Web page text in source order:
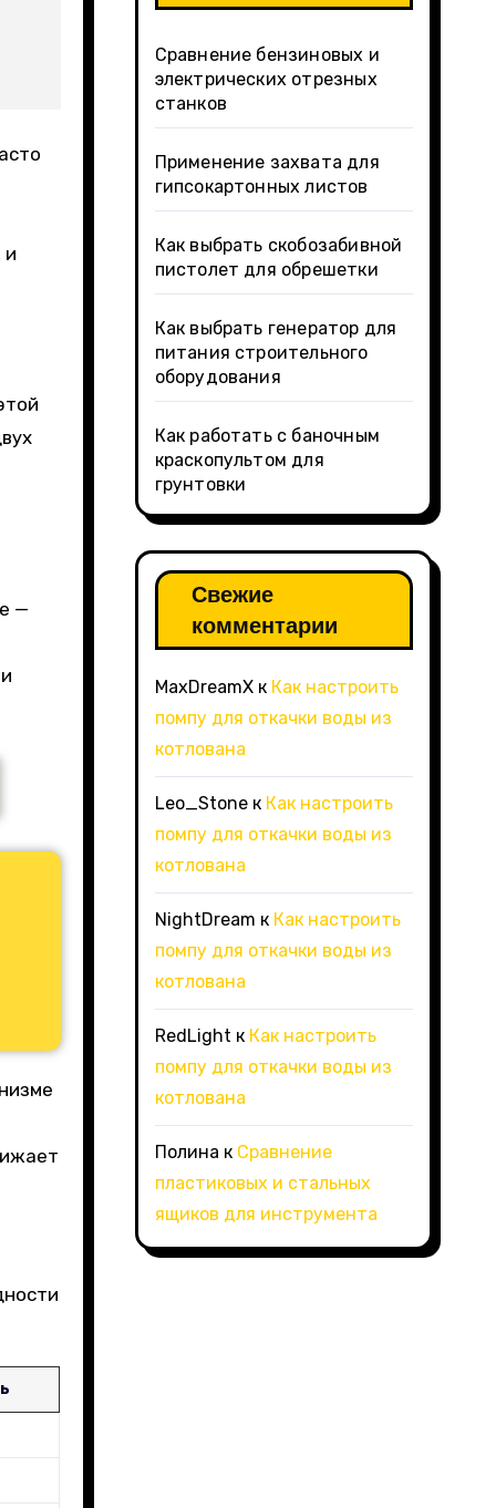
и
—
Сравнение бензиновых и
электрических отрезных
станков
Применение захвата для
гипсокартонных листов
Как выбрать скобозабивной
пистолет для обрешетки
Как выбрать генератор для
питания строительного
оборудования
Как работать с баночным
краскопультом для
грунтовки
Свежие
комментарии
MaxDreamXк Как настроить
помпу для откачки воды из
котлована
Leo_Stoneк Как настроить
помпу для откачки воды из
котлована
NightDream к Как настроить
помпу для откачки воды из
котлована
RedLight к Как настроить
помпу для откачки воды из
котлована
Полина к Сравнение
пластиковых и стальных
ящиков для инструмента